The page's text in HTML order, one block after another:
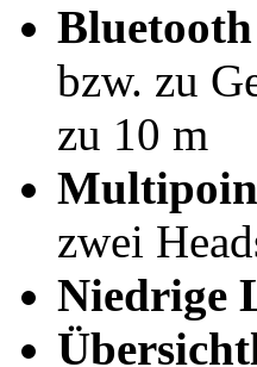
bzw. zu
zu 10 m
zwei
Niedrige